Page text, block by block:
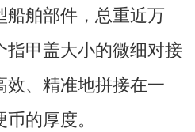
舶部件，总重近万
指甲盖大小的微细对接
、精准地拼接在一
的厚度。